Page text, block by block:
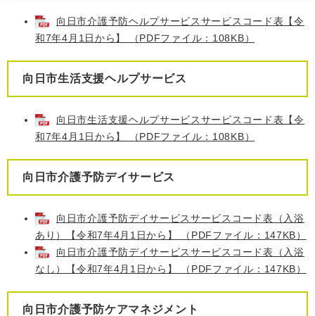
向日市介護予防ヘルプサービスサービスコード表【令
和7年4月1日から】 （PDFファイル：108KB）
向日市生活支援ヘルプサービス
向日市生活支援ヘルプサービスサービスコード表【令
和7年4月1日から】 （PDFファイル：108KB）
向日市介護予防デイサービス
向日市介護予防デイサービスサービスコード表（入浴
あり）【令和7年4月1日から】 （PDFファイル：147KB）
向日市介護予防デイサービスサービスコード表（入浴
なし）【令和7年4月1日から】 （PDFファイル：147KB）
向日市介護予防ケアマネジメント